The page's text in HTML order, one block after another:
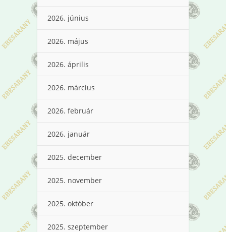
2026. június
2026. május
2026. április
2026. március
2026. február
2026. január
2025. december
2025. november
2025. október
2025. szeptember